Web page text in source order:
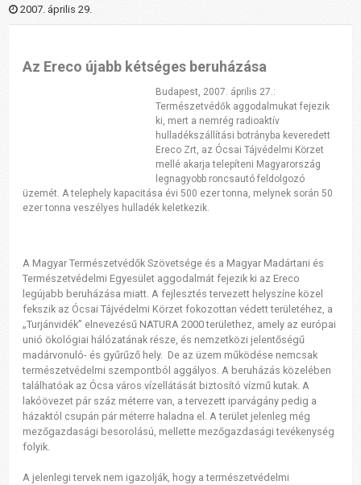
2007. április 29.
Az Ereco újabb kétséges beruházása
Budapest, 2007. április 27.:
Természetvédők aggodalmukat fejezik
ki, mert a nemrég radioaktív
hulladékszállítási botrányba keveredett
Ereco Zrt, az Ócsai Tájvédelmi Körzet
mellé akarja telepíteni Magyarország
legnagyobb roncsautó feldolgozó
üzemét. A telephely kapacitása évi 500 ezer tonna, melynek során 50
ezer tonna veszélyes hulladék keletkezik.
A Magyar Természetvédők Szövetsége és a Magyar Madártani és
Természetvédelmi Egyesület aggodalmát fejezik ki az Ereco
legújabb beruházása miatt. A fejlesztés tervezett helyszíne közel
fekszik az Ócsai Tájvédelmi Körzet fokozottan védett területéhez, a
„Turjánvidék” elnevezésű NATURA 2000 területhez, amely az európai
unió ökológiai hálózatának része, és nemzetközi jelentőségű
madárvonuló- és gyűrűző hely. De az üzem működése nemcsak
természetvédelmi szempontból aggályos. A beruházás közelében
találhatóak az Ócsa város vízellátását biztosító vízmű kutak. A
lakóövezet pár száz méterre van, a tervezett iparvágány pedig a
házaktól csupán pár méterre haladna el. A terület jelenleg még
mezőgazdasági besorolású, mellette mezőgazdasági tevékenység
folyik.
A jelenlegi tervek nem igazolják, hogy a természetvédelmi